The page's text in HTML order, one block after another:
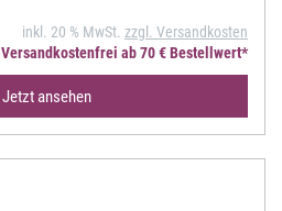
inkl. 20 % MwSt. zzgl. Versandkosten
Versandkostenfrei ab 70 € Bestellwert*
Jetzt ansehen